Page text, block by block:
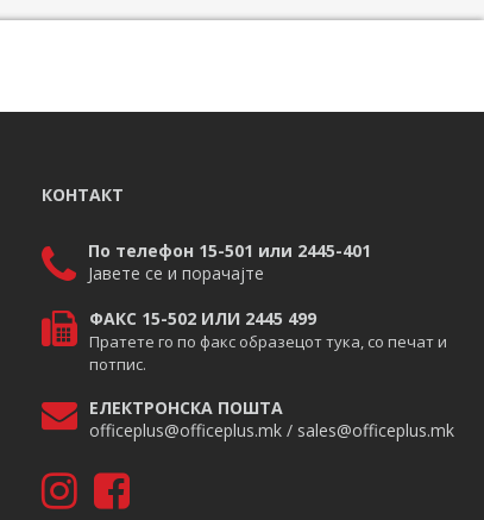
КОНТАКТ
По телефон 15-501 или 2445-401
Јавете се и порачајте
ФАКС 15-502 ИЛИ 2445 499
Пратете го по факс образецот тука, со печат и
потпис.
ЕЛЕКТРОНСКА ПОШТА
officeplus@officeplus.mk / sales@officeplus.mk